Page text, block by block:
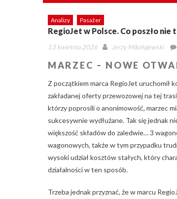
Analizy Pasażer
RegioJet w Polsce. Co poszło nie
Posted
13 kwietnia 2026 Author
Jerzy Mikołajewski
MARZEC – NOWE
Z początkiem marca RegioJet uruchomił
zakładanej oferty przewozowej na tej
którzy poprosili o anonimowość, marzec
sukcesywnie wydłużane. Tak się jednak
większość składów do zaledwie… 3
wagonowych, także w tym przypadku
wysoki udział kosztów stałych, który
działalności w ten sposób.
Trzeba jednak przyznać, że w marcu